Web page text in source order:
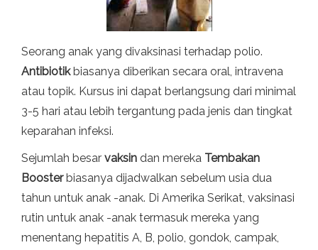
Seorang anak yang divaksinasi terhadap polio.
Antibiotikbiasanya diberikan secara oral, intravena
atau topik. Kursus ini dapat berlangsung dari minimal
3-5 hari atau lebih tergantung pada jenis dan tingkat
keparahan infeksi.
Sejumlah besar vaksin dan mereka Tembakan
Boosterbiasanya dijadwalkan sebelum usia dua
tahun untuk anak -anak. Di Amerika Serikat, vaksinasi
rutin untuk anak -anak termasuk mereka yang
menentang hepatitis A, B, polio, gondok, campak,